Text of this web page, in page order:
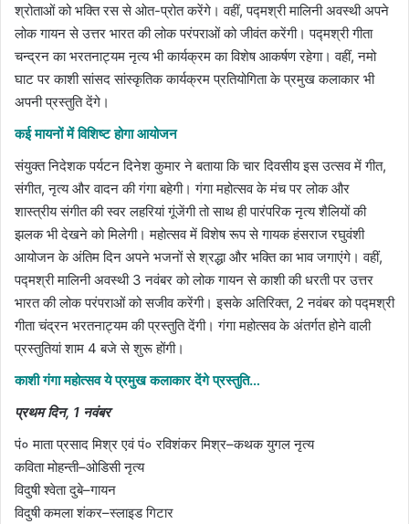
श्रोताओं को भक्ति रस से ओत-प्रोत करेंगे। वहीं, पद्मश्री मालिनी अवस्थी अपने
लोक गायन से उत्तर भारत की लोक परंपराओं को जीवंत करेंगी। पद्मश्री गीता
चन्द्रन का भरतनाट्यम नृत्य भी कार्यक्रम का विशेष आकर्षण रहेगा। वहीं, नमो
घाट पर काशी सांसद सांस्कृतिक कार्यक्रम प्रतियोगिता के प्रमुख कलाकार भी
अपनी प्रस्तुति देंगे।
कई मायनों में विशिष्ट होगा आयोजन
संयुक्त निदेशक पर्यटन दिनेश कुमार ने बताया कि चार दिवसीय इस उत्सव में गीत,
संगीत, नृत्य और वादन की गंगा बहेगी। गंगा महोत्सव के मंच पर लोक और
शास्त्रीय संगीत की स्वर लहरियां गूंजेंगी तो साथ ही पारंपरिक नृत्य शैलियों की
झलक भी देखने को मिलेगी। महोत्सव में विशेष रूप से गायक हंसराज रघुवंशी
आयोजन के अंतिम दिन अपने भजनों से श्रद्धा और भक्ति का भाव जगाएंगे। वहीं,
पद्मश्री मालिनी अवस्थी 3 नवंबर को लोक गायन से काशी की धरती पर उत्तर
भारत की लोक परंपराओं को सजीव करेंगी। इसके अतिरिक्त, 2 नवंबर को पद्मश्री
गीता चंद्रन भरतनाट्यम की प्रस्तुति देंगी। गंगा महोत्सव के अंतर्गत होने वाली
प्रस्तुतियां शाम 4 बजे से शुरू होंगी।
काशी गंगा महोत्सव ये प्रमुख कलाकार देंगे प्रस्तुति…
प्रथम दिन, 1 नवंबर
पं० माता प्रसाद मिश्र एवं पं० रविशंकर मिश्र–कथक युगल नृत्य
कविता मोहन्ती–ओडिसी नृत्य
विदुषी श्वेता दुबे–गायन
विदुषी कमला शंकर–स्लाइड गिटार